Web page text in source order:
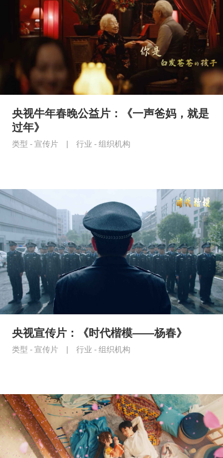
央视牛年春晚公益片：《一声爸妈，就是
过年》
类型 - 宣传片 行业 - 组织机构
央视宣传片：《时代楷模——杨春》
类型 - 宣传片 行业 - 组织机构